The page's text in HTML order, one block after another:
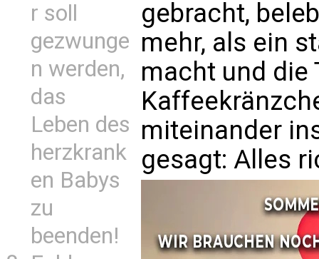
r soll
gezwunge
n werden,
das
Leben des
herzkrank
en Babys
zu
beenden!
gebracht,
mehr, als ein
macht und die
miteinander
gesagt: Alles